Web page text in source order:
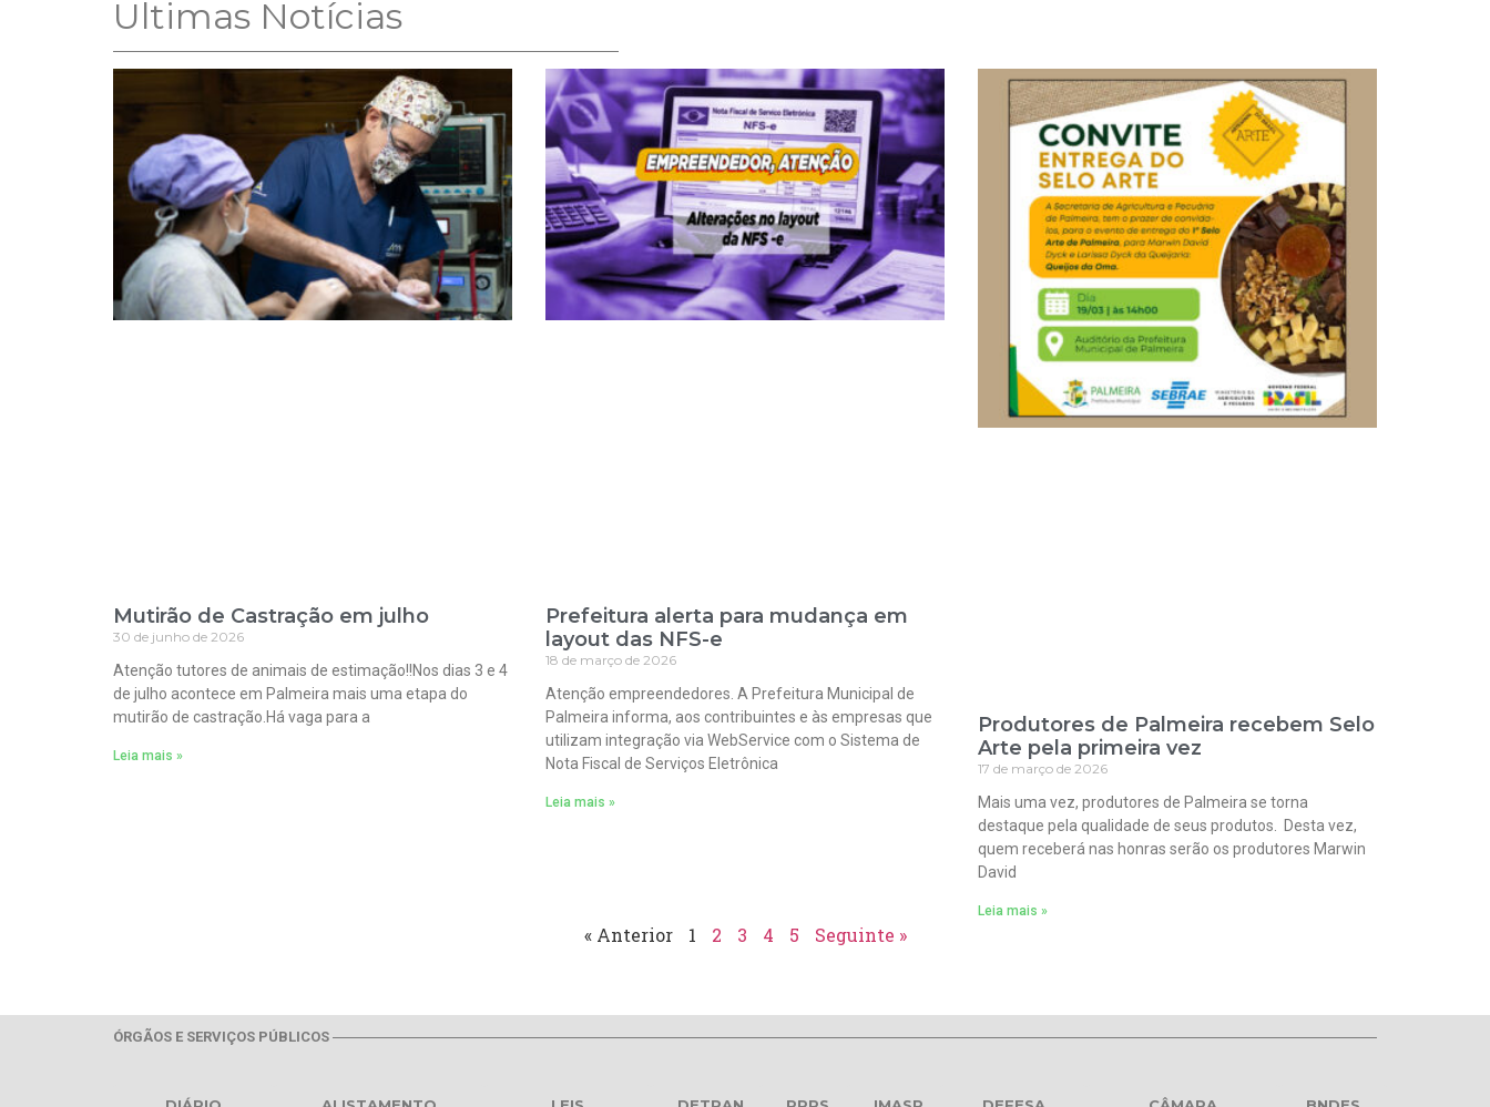
Ultimas Notícias
Mutirão de Castração em julho
30 de junho de 2026
Atenção tutores de animais de estimação!!Nos dias 3 e 4
de julho acontece em Palmeira mais uma etapa do
mutirão de castração.Há vaga para a
Leia mais »
Prefeitura alerta para mudança em
layout das NFS-e
18 de março de 2026
Atenção empreendedores. A Prefeitura Municipal de
Palmeira informa, aos contribuintes e às empresas que
utilizam integração via WebService com o Sistema de
Nota Fiscal de Serviços Eletrônica
Leia mais »
Produtores de Palmeira recebem Selo
Arte pela primeira vez
17 de março de 2026
Mais uma vez, produtores de Palmeira se torna
destaque pela qualidade de seus produtos. Desta vez,
quem receberá nas honras serão os produtores Marwin
David
Leia mais »
« Anterior 1 2 3 4 5 Seguinte »
ÓRGÃOS E SERVIÇOS PÚBLICOS